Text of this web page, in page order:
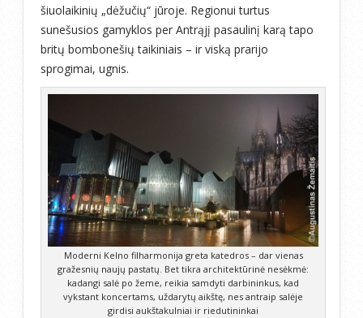
šiuolaikinių „dėžučių“ jūroje. Regionui turtus
sunešusios gamyklos per Antrąjį pasaulinį karą tapo
britų bombonešių taikiniais – ir viską prarijo
sprogimai, ugnis.
Moderni Kelno filharmonija greta katedros – dar vienas
gražesnių naujų pastatų. Bet tikra architektūrinė nesėkmė:
kadangi salė po žeme, reikia samdyti darbininkus, kad
vykstant koncertams, uždarytų aikštę, nes antraip salėje
girdisi aukštakulniai ir riedutininkai